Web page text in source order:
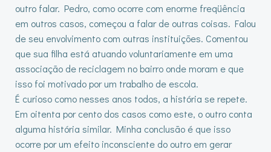
outro falar. Pedro, como ocorre com enorme freqüência
em outros casos, começou a falar de outras coisas. Falou
de seu envolvimento com outras instituições. Comentou
que sua filha está atuando voluntariamente em uma
associação de reciclagem no bairro onde moram e que
isso foi motivado por um trabalho de escola.
É curioso como nesses anos todos, a história se repete.
Em oitenta por cento dos casos como este, o outro conta
alguma história similar. Minha conclusão é que isso
ocorre por um efeito inconsciente do outro em gerar